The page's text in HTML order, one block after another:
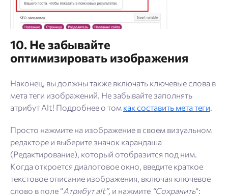
10. Не забывайте
оптимизировать изображения
Наконец, вы должны также включать ключевые слова в
мета теги изображений. Не забывайте заполнять
атрибут Alt! Подробнее о том как составить мета теги
Просто нажмите на изображение в своем визуальном
редакторе и выберите значок карандаша
(Редактирование), который отобразится под ним.
Когда откроется диалоговое окно, введите краткое
текстовое описание изображения, включая ключевое
слово в поле “Атрибут alt”, и нажмите “Сохранить“: